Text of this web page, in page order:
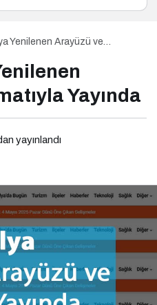
Yenilenen Arayüzü ve
Yayında
yayınlandı